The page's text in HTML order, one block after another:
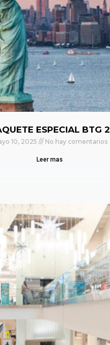
ESPECIAL BTG 2
10, 2025 No hay comentarios
Leer mas